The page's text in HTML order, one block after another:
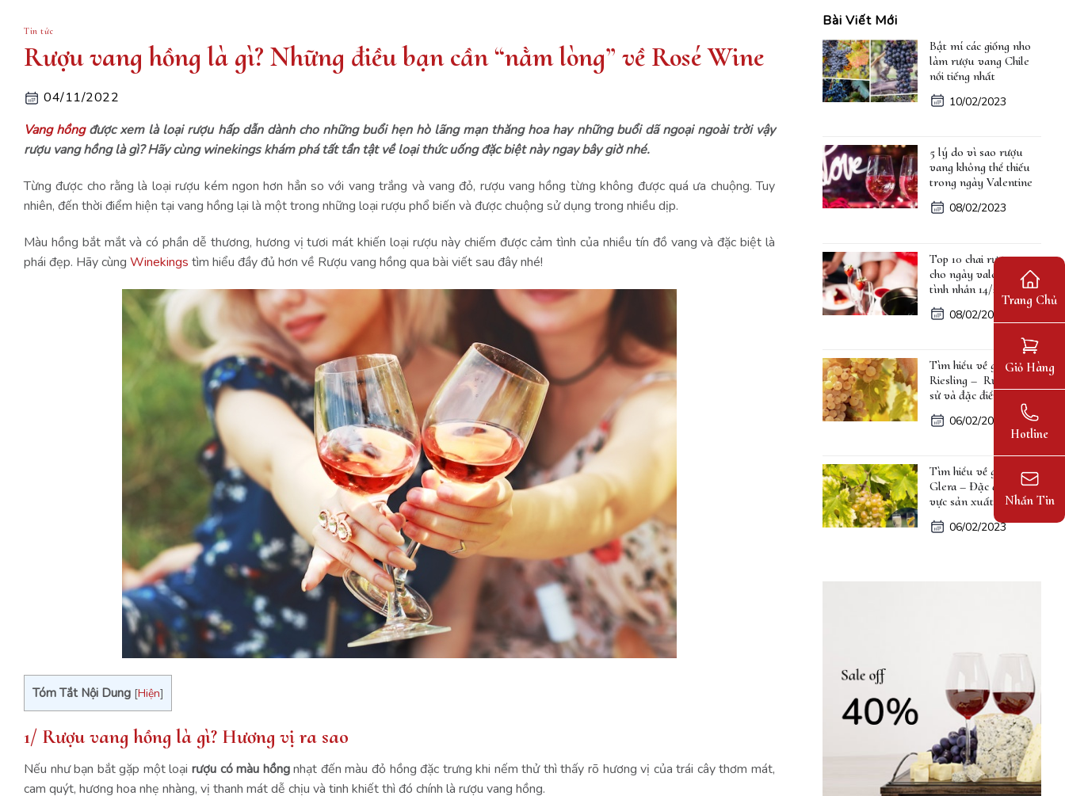
Tin tức
Rượu vang hồng là gì? Những điều bạn cần “nằm lòng” về Rosé Wine
04/11/2022
Vang hồngđược xem là loại rượu hấp dẫn dành cho những buổi hẹn hò lãng mạn thăng hoa hay những buổi dã ngoại ngoài trời vậy
rượu vang hồng là gì? Hãy cùng winekings khám phá tất tần tật về loại thức uống đặc biệt này ngay bây giờ nhé.
Từng được cho rằng là loại rượu kém ngon hơn hẳn so với vang trắng và vang đỏ, rượu vang hồng từng không được quá ưa chuộng. Tuy
nhiên, đến thời điểm hiện tại vang hồng lại là một trong những loại rượu phổ biến và được chuộng sử dụng trong nhiều dịp.
Màu hồng bắt mắt và có phần dễ thương, hương vị tươi mát khiến loại rượu này chiếm được cảm tình của nhiều tín đồ vang và đặc biệt là
phái đẹp. Hãy cùng Winekings tìm hiểu đầy đủ hơn về Rượu vang hồng qua bài viết sau đây nhé!
Tóm Tắt Nội Dung [Hiện]
1/ Rượu vang hồng là gì? Hương vị ra sao
Nếu như bạn bắt gặp một loại rượu có màu hồngnhạt đến màu đỏ hồng đặc trưng khi nếm thử thì thấy rõ hương vị của trái cây thơm mát,
cam quýt, hương hoa nhẹ nhàng, vị thanh mát dễ chịu và tinh khiết thì đó chính là rượu vang hồng.
Bài Viết Mới
Bật mí các giống nho
làm rượu vang Chile
nổi tiếng nhất
10/02/2023
5 lý do vì sao rượu
vang không thể thiếu
trong ngày Valentine
08/02/2023
Top 10 chai rượu vang
cho ngày valentine lễ
tình nhân 14/2
08/02/2023
Tìm hiểu về giống nho
Riesling – Rượu, lịch
sử và đặc điểm
06/02/2023
Tìm hiểu về giống nho
Glera – Đặc điểm, khu
vực sản xuất
06/02/2023
Trang Chủ
Giỏ Hàng
Hotline
Nhắn Tin